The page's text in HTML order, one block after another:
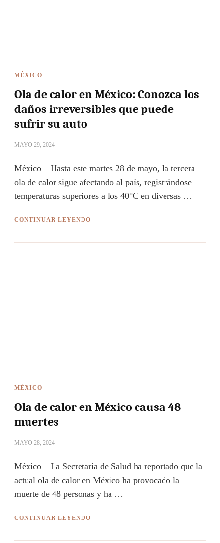
MÉXICO
Ola de calor en México: Conozca los
daños irreversibles que puede
sufrir su auto
MAYO 29, 2024
México – Hasta este martes 28 de mayo, la tercera
ola de calor sigue afectando al país, registrándose
temperaturas superiores a los 40°C en diversas …
CONTINUAR LEYENDO
MÉXICO
Ola de calor en México causa 48
muertes
MAYO 28, 2024
México – La Secretaría de Salud ha reportado que la
actual ola de calor en México ha provocado la
muerte de 48 personas y ha …
CONTINUAR LEYENDO